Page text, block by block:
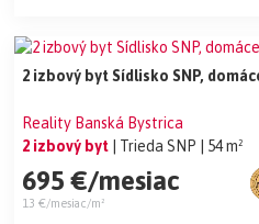
2 izbový byt Sídlisko SNP,
Reality Banská Bystrica
2 izbový byt
| Trieda SNP | 54 m²
695 €/mesiac
13 €/mesiac/m²